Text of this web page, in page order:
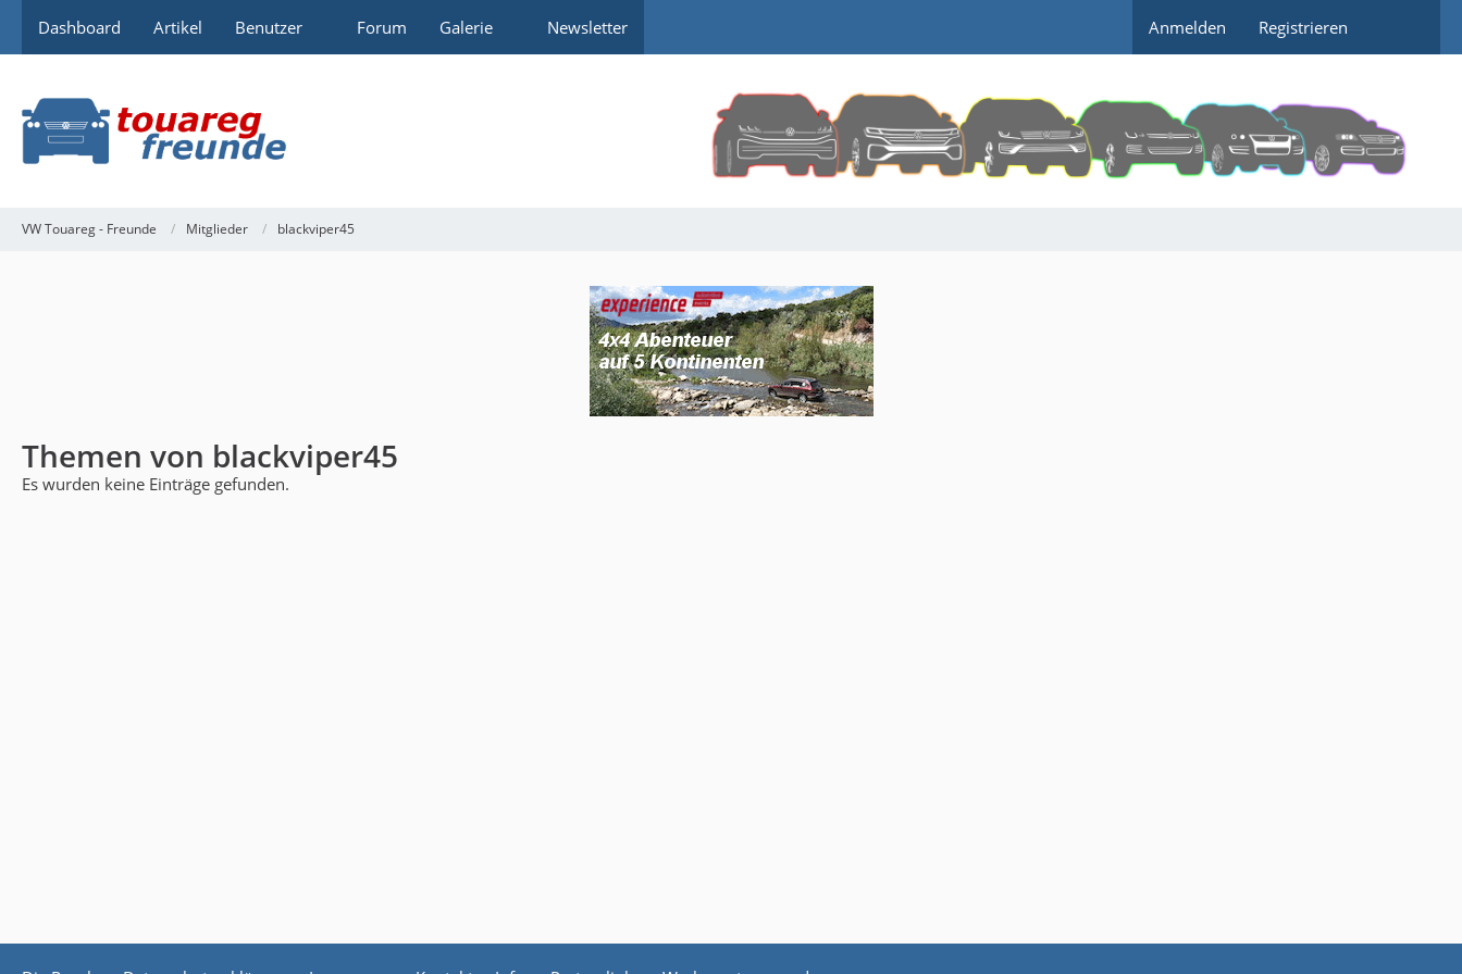
Dashboard Artikel Benutzer Forum Galerie Newsletter Anmelden Registrieren
VW Touareg - Freunde Mitglieder blackviper45
Themen von blackviper45
Es wurden keine Einträge gefunden.